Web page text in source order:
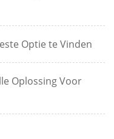
Optie te Vinden
Oplossing Voor